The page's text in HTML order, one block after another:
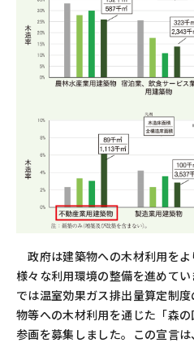
政府は建築物への木材利用をよ
様々な利用環境の整備を進めて
では温室効果ガス排出量算定制
物等への木材利用を通じた「森
参画を募集しました。この宣言